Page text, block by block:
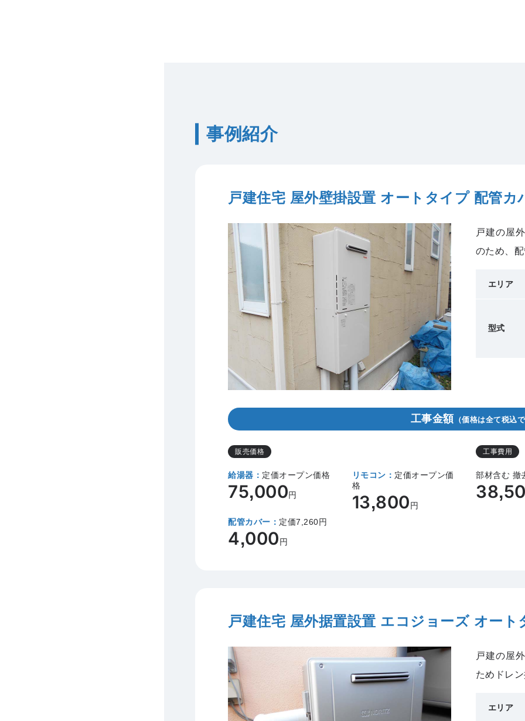
事例紹介
戸建住宅 屋外壁掛設置 オートタイプ 配管カ
戸建の屋
のため、
エリア
型式
工事金額 （価格は全て税込
販売価格
給湯器： 定価オープン価格
75,000円
リモコン： 定価オープン価
格
13,800円
配管カバー： 定価7,260円
4,000円
工事費用
部材含む 撤
戸建住宅 屋外据置設置 エコジョーズ オート
戸建の屋
ためドレ
エリア